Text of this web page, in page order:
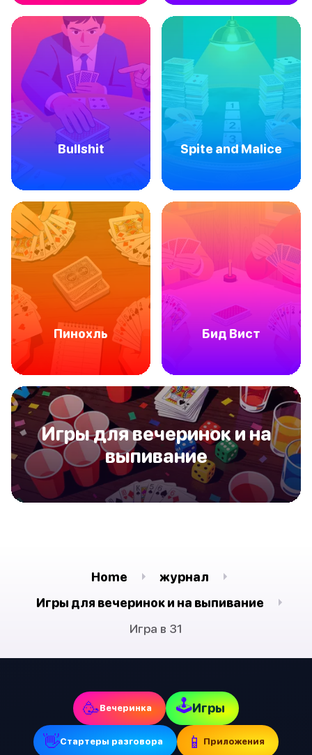
Bullshit Spite and Malice
Пинохль Бид Вист
Игры для вечеринок и на
выпивание
Home
журнал
Игры для вечеринок и на выпивание
Игра в 31
🥳Вечеринка 🕹Игры
👋Стартеры разговора 📱 Приложения